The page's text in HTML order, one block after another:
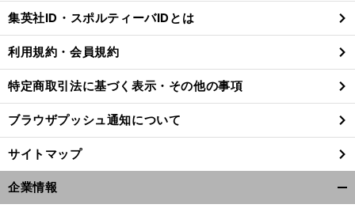
る
集英社ID・スポルティーバIDとは
利用規約・会員規約
特定商取引法に基づく表示・その他の事項
ブラウザプッシュ通知について
サイトマップ
企業情報